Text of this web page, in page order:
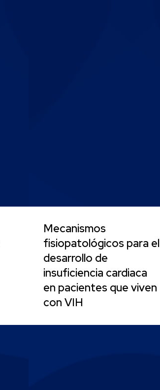
Mecanismos
fisiopatológicos para el
desarrollo de
insuficiencia cardiaca
en pacientes que viven
con VIH